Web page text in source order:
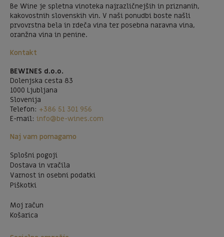
Be Wine je spletna vinoteka najrazličnejših in priznanih,
kakovostnih slovenskih vin. V naši ponudbi boste našli
prvovrstna bela in rdeča vina ter posebna naravna vina,
oranžna vina in penine.
Kontakt
BEWINES d.o.o.
Dolenjska cesta 83
1000 Ljubljana
Slovenija
Telefon: +386 51 301 956
E-mail: info@be-wines.com
Naj vam pomagamo
Splošni pogoji
Dostava in vračila
Varnost in osebni podatki
Piškotki
Moj račun
Košarica